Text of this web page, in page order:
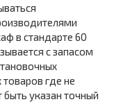
в стандарте 60
с запасом
где не
указан точный